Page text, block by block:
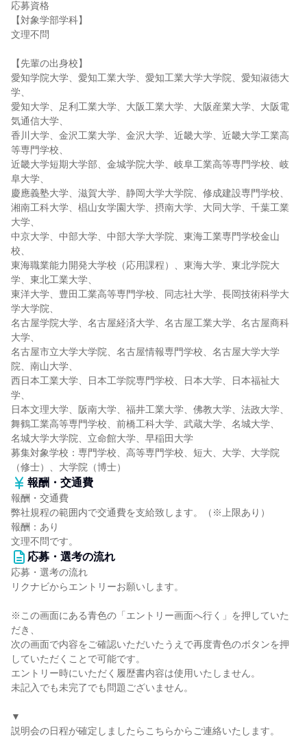
応募資格
【対象学部学科】
文理不問
【先輩の出身校】
愛知学院大学、愛知工業大学、愛知工業大学大学院、愛知淑徳大
学、
愛知大学、足利工業大学、大阪工業大学、大阪産業大学、大阪電
気通信大学、
香川大学、金沢工業大学、金沢大学、近畿大学、近畿大学工業高
等専門学校、
近畿大学短期大学部、金城学院大学、岐阜工業高等専門学校、岐
阜大学、
慶應義塾大学、滋賀大学、静岡大学大学院、修成建設専門学校、
湘南工科大学、椙山女学園大学、摂南大学、大同大学、千葉工業
大学、
中京大学、中部大学、中部大学大学院、東海工業専門学校金山
校、
東海職業能力開発大学校（応用課程）、東海大学、東北学院大
学、東北工業大学、
東洋大学、豊田工業高等専門学校、同志社大学、長岡技術科学大
学大学院、
名古屋学院大学、名古屋経済大学、名古屋工業大学、名古屋商科
大学、
名古屋市立大学大学院、名古屋情報専門学校、名古屋大学大学
院、南山大学、
西日本工業大学、日本工学院専門学校、日本大学、日本福祉大
学、
日本文理大学、阪南大学、福井工業大学、佛教大学、法政大学、
舞鶴工業高等専門学校、前橋工科大学、武蔵大学、名城大学、
名城大学大学院、立命館大学、早稲田大学
募集対象学校：専門学校、高等専門学校、短大、大学、大学院
（修士）、大学院（博士）
報酬・交通費
報酬・交通費
弊社規程の範囲内で交通費を支給致します。（※上限あり）
報酬：あり
文理不問です。
応募・選考の流れ
応募・選考の流れ
リクナビからエントリーお願いします。
※この画面にある青色の「エントリー画面へ行く」を押していた
だき、
次の画面で内容をご確認いただいたうえで再度青色のボタンを押
していただくことで可能です。
エントリー時にいただく履歴書内容は使用いたしません。
未記入でも未完了でも問題ございません。
▼
説明会の日程が確定しましたらこちらからご連絡いたします。